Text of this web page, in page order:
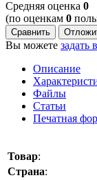
Cредняя оценка 0
(по оценкам 0
Сравнить
Вы можете задать
Описание
Файлы
Статьи
Печатная
Товар:
Страна: